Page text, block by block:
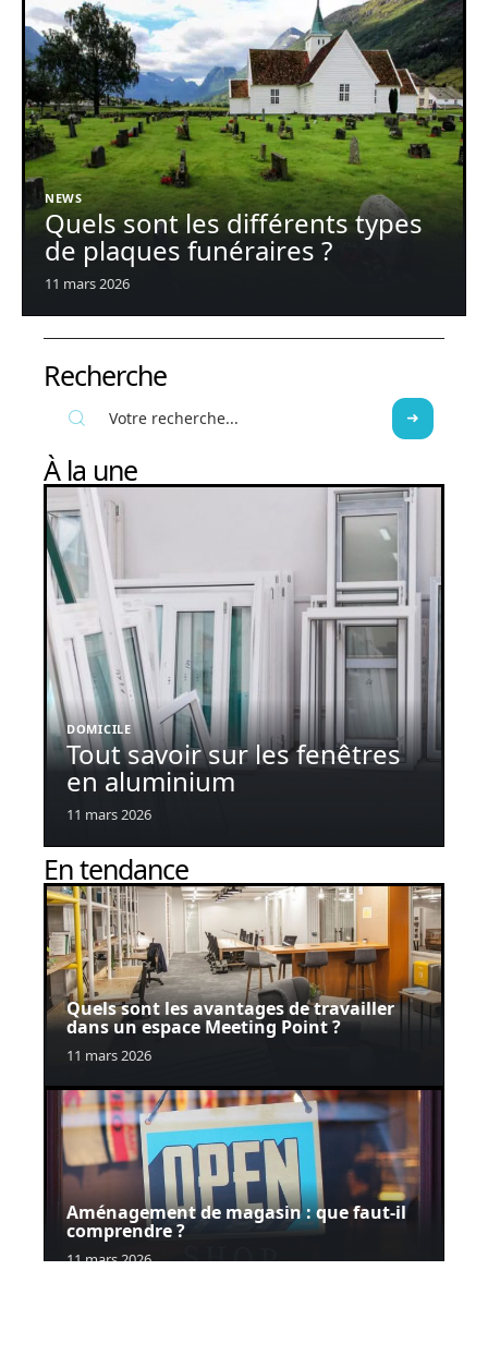
NEWS
Quels sont les différents types
de plaques funéraires ?
11 mars 2026
Recherche
À la une
DOMICILE
Tout savoir sur les fenêtres
en aluminium
11 mars 2026
En tendance
Quels sont les avantages de travailler
dans un espace Meeting Point ?
11 mars 2026
Aménagement de magasin : que faut-il
comprendre ?
11 mars 2026